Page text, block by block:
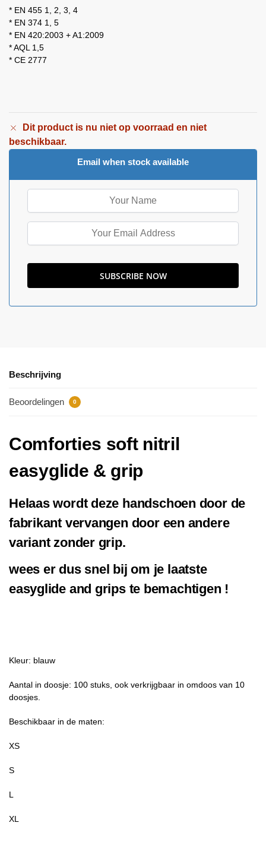
* EN 455 1, 2, 3, 4
* EN 374 1, 5
* EN 420:2003 + A1:2009
* AQL 1,5
* CE 2777
Dit product is nu niet op voorraad en niet
beschikbaar.
Email when stock available
Beschrijving
Beoordelingen 0
Comforties soft nitril
easyglide & grip
Helaas wordt deze handschoen door de
fabrikant vervangen door een andere
variant zonder grip.
wees er dus snel bij om je laatste
easyglide and grips te bemachtigen !
Kleur: blauw
Aantal in doosje: 100 stuks, ook verkrijgbaar in omdoos van 10
doosjes.
Beschikbaar in de maten:
XS
S
L
XL